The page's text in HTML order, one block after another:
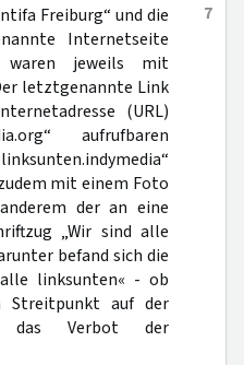
7
Freiburg“ und die
Internetseite
waren jeweils mit
letztgenannte Link
(URL)
aufrufbaren
mit einem Foto
der an eine
„Wir sind alle
befand sich die
linksunten« - ob
auf der
das Verbot der